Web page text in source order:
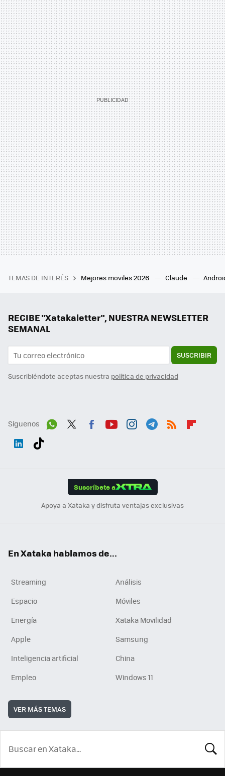
TEMAS DE INTERÉS Mejores moviles 2026 Claude
RECIBE "Xatakaletter", NUESTRA NEWSLETTER
SEMANAL
SUSCRIBIR
Suscribiéndote aceptas nuestra política de privacidad
Síguenos
Suscríbete a
Apoya a Xataka y disfruta ventajas exclusivas
En Xataka hablamos de...
Streaming
Análisis
Espacio
Móviles
Energía
Xataka Movilidad
Apple
Samsung
Inteligencia artificial
China
Empleo
Windows 11
VER MÁS TEMAS